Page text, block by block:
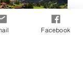
Facebook